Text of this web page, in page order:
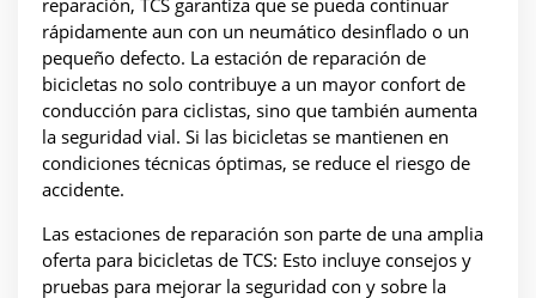
reparación, TCS garantiza que se pueda continuar
rápidamente aun con un neumático desinflado o un
pequeño defecto. La estación de reparación de
bicicletas no solo contribuye a un mayor confort de
conducción para ciclistas, sino que también aumenta
la seguridad vial. Si las bicicletas se mantienen en
condiciones técnicas óptimas, se reduce el riesgo de
accidente.
Las estaciones de reparación son parte de una amplia
oferta para bicicletas de TCS: Esto incluye consejos y
pruebas para mejorar la seguridad con y sobre la